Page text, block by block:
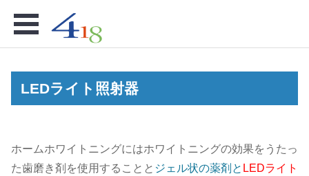
Open
Menu
LEDライト照射器
ホームホワイトニングにはホワイトニングの効果をうたっ
た歯磨き剤を使用することと ジェル状の薬剤と LEDライト